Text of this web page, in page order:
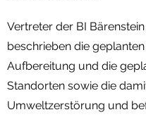
Vertreter der BI
beschrieben die
Aufbereitung und die
Standorten sowie die
Umweltzerstörung und